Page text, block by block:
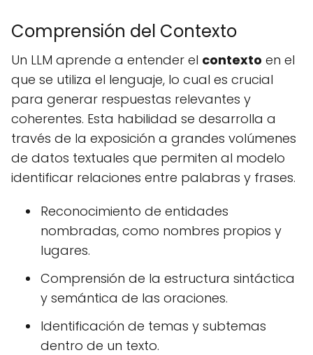
Comprensión del Contexto
Un LLM aprende a entender el contexto en el
que se utiliza el lenguaje, lo cual es crucial
para generar respuestas relevantes y
coherentes. Esta habilidad se desarrolla a
través de la exposición a grandes volúmenes
de datos textuales que permiten al modelo
identificar relaciones entre palabras y frases.
Reconocimiento de entidades
nombradas, como nombres propios y
lugares.
Comprensión de la estructura sintáctica
y semántica de las oraciones.
Identificación de temas y subtemas
dentro de un texto.